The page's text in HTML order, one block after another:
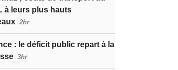
à leurs plus hauts
2hr
: le déficit public repart à la
3hr